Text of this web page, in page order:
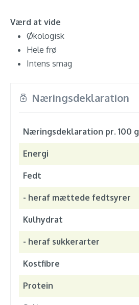
Værd at vide
Økologisk
Hele frø
Intens smag
Næringsdeklaration
Næringsdeklaration pr. 100 g
Energi
Fedt
- heraf mættede fedtsyrer
Kulhydrat
- heraf sukkerarter
Kostfibre
Protein